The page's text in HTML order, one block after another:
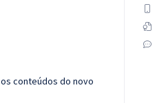
conteúdos do novo